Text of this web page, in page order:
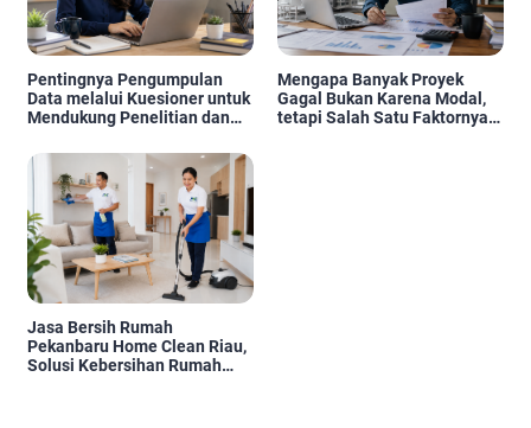
Pentingnya Pengumpulan
Data melalui Kuesioner untuk
Mendukung Penelitian dan
Mengapa Banyak Proyek
Gagal Bukan Karena Modal,
tetapi Salah Satu Faktornya
Jasa Bersih Rumah
Pekanbaru Home Clean Riau,
Solusi Kebersihan Rumah